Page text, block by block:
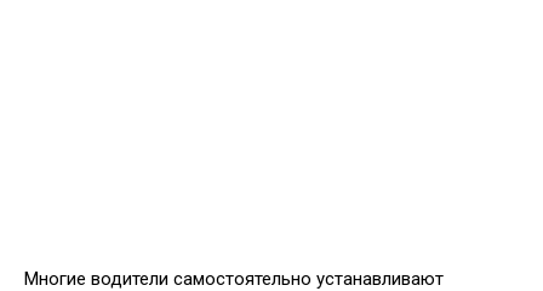
Многие водители самостоятельно устанавливают